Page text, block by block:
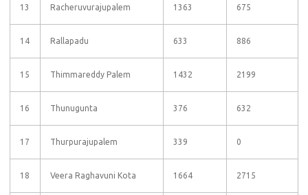
13 Racheruvurajupalem 1363 675
14 Rallapadu 633 886
15 Thimmareddy Palem 1432 2199
16 Thunugunta 376 632
17 Thurpurajupalem 339 0
18 Veera Raghavuni Kota 1664 2715